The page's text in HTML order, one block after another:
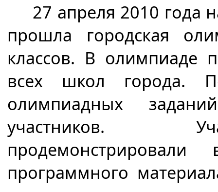
27 апреля 2010 года
прошла городская
классов. В олимпиаде
всех школ города.
олимпиадных
участников.
программного